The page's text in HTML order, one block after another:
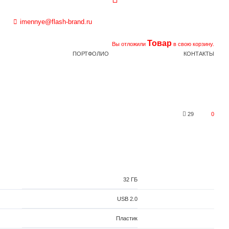
imennye@flash-brand.ru
Вы отложили Товар в свою корзину.
ПОРТФОЛИО КОНТАКТЫ
29 0
32 ГБ
USB 2.0
Пластик